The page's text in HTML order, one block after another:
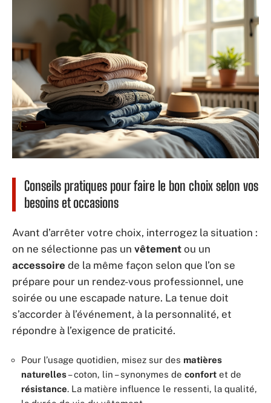
Conseils pratiques pour faire le bon choix selon vos
besoins et occasions
Avant d’arrêter votre choix, interrogez la situation :
on ne sélectionne pas un vêtement ou un
accessoire de la même façon selon que l’on se
prépare pour un rendez-vous professionnel, une
soirée ou une escapade nature. La tenue doit
s’accorder à l’événement, à la personnalité, et
répondre à l’exigence de praticité.
Pour l’usage quotidien, misez sur des matières
naturelles– coton, lin – synonymes de confort et de
résistance. La matière influence le ressenti, la qualité,